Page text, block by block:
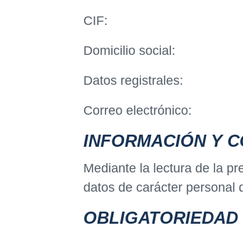
CIF:
Domicilio social:
Datos registrales:
Correo electrónico:
INFORMACIÓN Y
Mediante la lectura de la
datos de carácter personal